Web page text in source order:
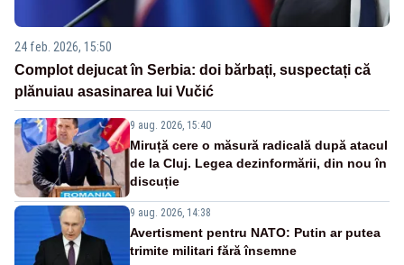
24 feb. 2026, 15:50
Complot dejucat în Serbia: doi bărbați, suspectați că
plănuiau asasinarea lui Vučić
9 aug. 2026, 15:40
Miruță cere o măsură radicală după atacul
de la Cluj. Legea dezinformării, din nou în
discuție
9 aug. 2026, 14:38
Avertisment pentru NATO: Putin ar putea
trimite militari fără însemne